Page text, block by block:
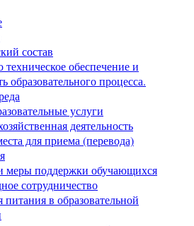
состав
обеспечение и
образовательного процесса.
услуги
деятельность
для приема (перевода)
меры поддержки обучающихся
сотрудничество
в образовательной